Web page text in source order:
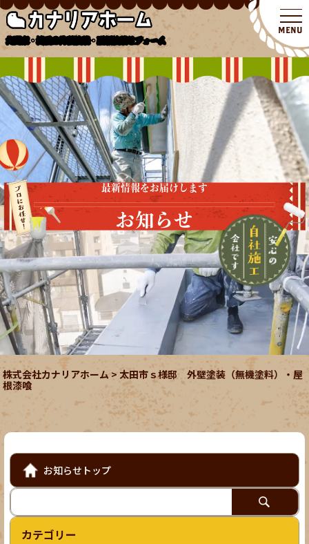
北関東・埼玉の外壁塗装・屋根塗装リフォーム
最新情報をお届けします
お知らせ
株式会社カナリアホーム>太田市ｓ様邸 外壁塗装（無機塗料）・屋
根漆喰
お知らせトップ
カテゴリー